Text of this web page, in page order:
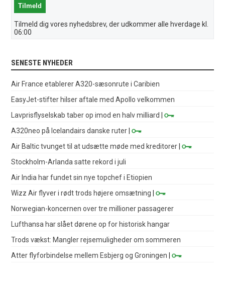
Tilmeld dig vores nyhedsbrev, der udkommer alle hverdage kl.
06:00
SENESTE NYHEDER
Air France etablerer A320-sæsonrute i Caribien
EasyJet-stifter hilser aftale med Apollo velkommen
Lavprisflyselskab taber op imod en halv milliard
|
A320neo på Icelandairs danske ruter |
Air Baltic tvunget til at udsætte møde med kreditorer |
Stockholm-Arlanda satte rekord i juli
Air India har fundet sin nye topchef i Etiopien
Wizz Air flyver i rødt trods højere omsætning |
Norwegian-koncernen over tre millioner passagerer
Lufthansa har slået dørene op for historisk hangar
Trods vækst: Mangler rejsemuligheder om sommeren
Atter flyforbindelse mellem Esbjerg og Groningen |